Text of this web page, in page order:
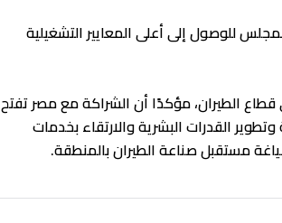
للوصول إلى أعلى المعايير التشغيلية
قطاع الطيران، مؤكدًا أن الشراكة مع مصر تفتح
القدرات البشرية والارتقاء بخدمات
مستقبل صناعة الطيران بالمنطقة.